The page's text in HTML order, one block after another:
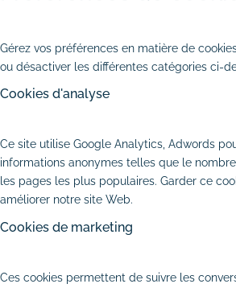
Gérez vos préférences en matière de
ou désactiver les différentes catégories ci-
Cookies d'analyse
Ce site utilise Google Analytics, Adwords
informations anonymes telles que le
les pages les plus populaires. Garder ce
améliorer notre site Web.
Cookies de marketing
Ces cookies permettent de suivre les
# Plan d’actions
# Création de site vitrine
# Création de site e-
# Rédaction de contenus